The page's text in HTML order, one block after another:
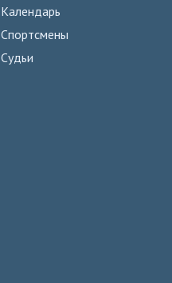
Календарь
Спортсмены
Судьи